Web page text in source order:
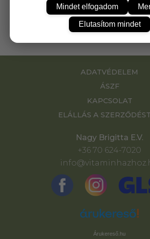
Wild Yam kivonat, cirok mag-héj
ADATVÉDELEM
ÁSZF
KAPCSOLAT
ELÁLLÁS A
Nagy Brigitta E.V.
+36 70 624-7020
Árukereső.hu
Mindet elfogadom
Elutasítom mindet